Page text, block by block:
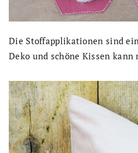
Die Stoffapplikationen sind
Deko und schöne Kissen kann